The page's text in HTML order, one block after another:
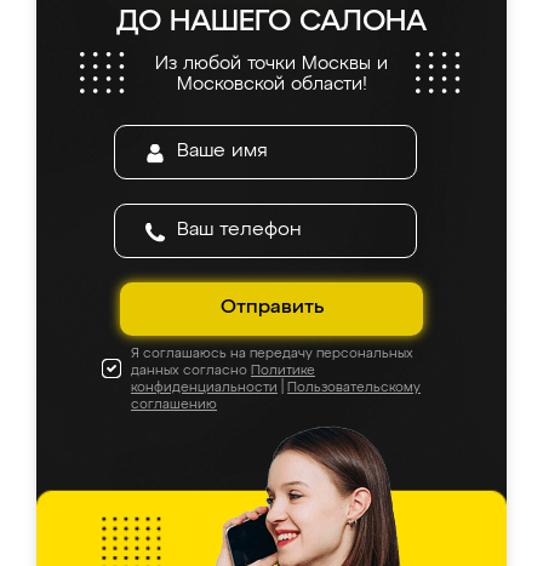
ДО НАШЕГО САЛОНА
Из любой точки Москвы и
Московской области!
Отправить
Я соглашаюсь на передачу персональных
данных согласно Политике
конфиденциальности
Пользовательскому
соглашению